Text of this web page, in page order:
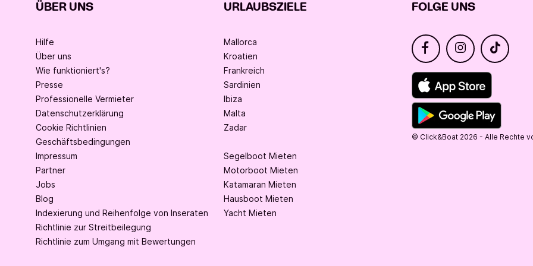
ÜBER UNS
Hilfe
Über uns
Wie funktioniert's?
Presse
Professionelle Vermieter
Datenschutzerklärung
Cookie Richtlinien
Geschäftsbedingungen
Impressum
Partner
Jobs
Blog
Indexierung und Reihenfolge von Inseraten
Richtlinie zur Streitbeilegung
Richtlinie zum Umgang mit Bewertungen
URLAUBSZIELE
Mallorca
Kroatien
Frankreich
Sardinien
Ibiza
Malta
Zadar
Segelboot Mieten
Motorboot Mieten
Katamaran Mieten
Hausboot Mieten
Yacht Mieten
FOLGE UNS
© Click&Boat 2026 - Alle Rechte